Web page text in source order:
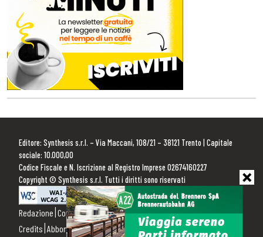
Editore: Synthesis s.r.l. – Via Maccani, 108/21 – 38121 Trento | Capitale
sociale: 10.000,00
Codice Fiscale e N. Iscrizione al Registro Imprese 02674160227
Copyright © Synthesis s.r.l. Tutti i diritti sono riservati
Redazione Contattaci Pubblicità Privacy Policy Cookie Policy
Credits Abbonamenti